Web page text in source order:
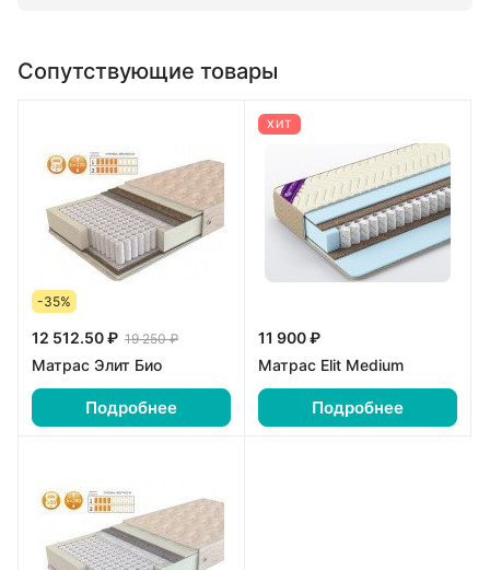
Сопутствующие товары
-35%
12 512.50 ₽ 19 250 ₽
Матрас Элит Био
Подробнее
ХИТ
11 900 ₽
Матрас Elit Medium
Подробнее